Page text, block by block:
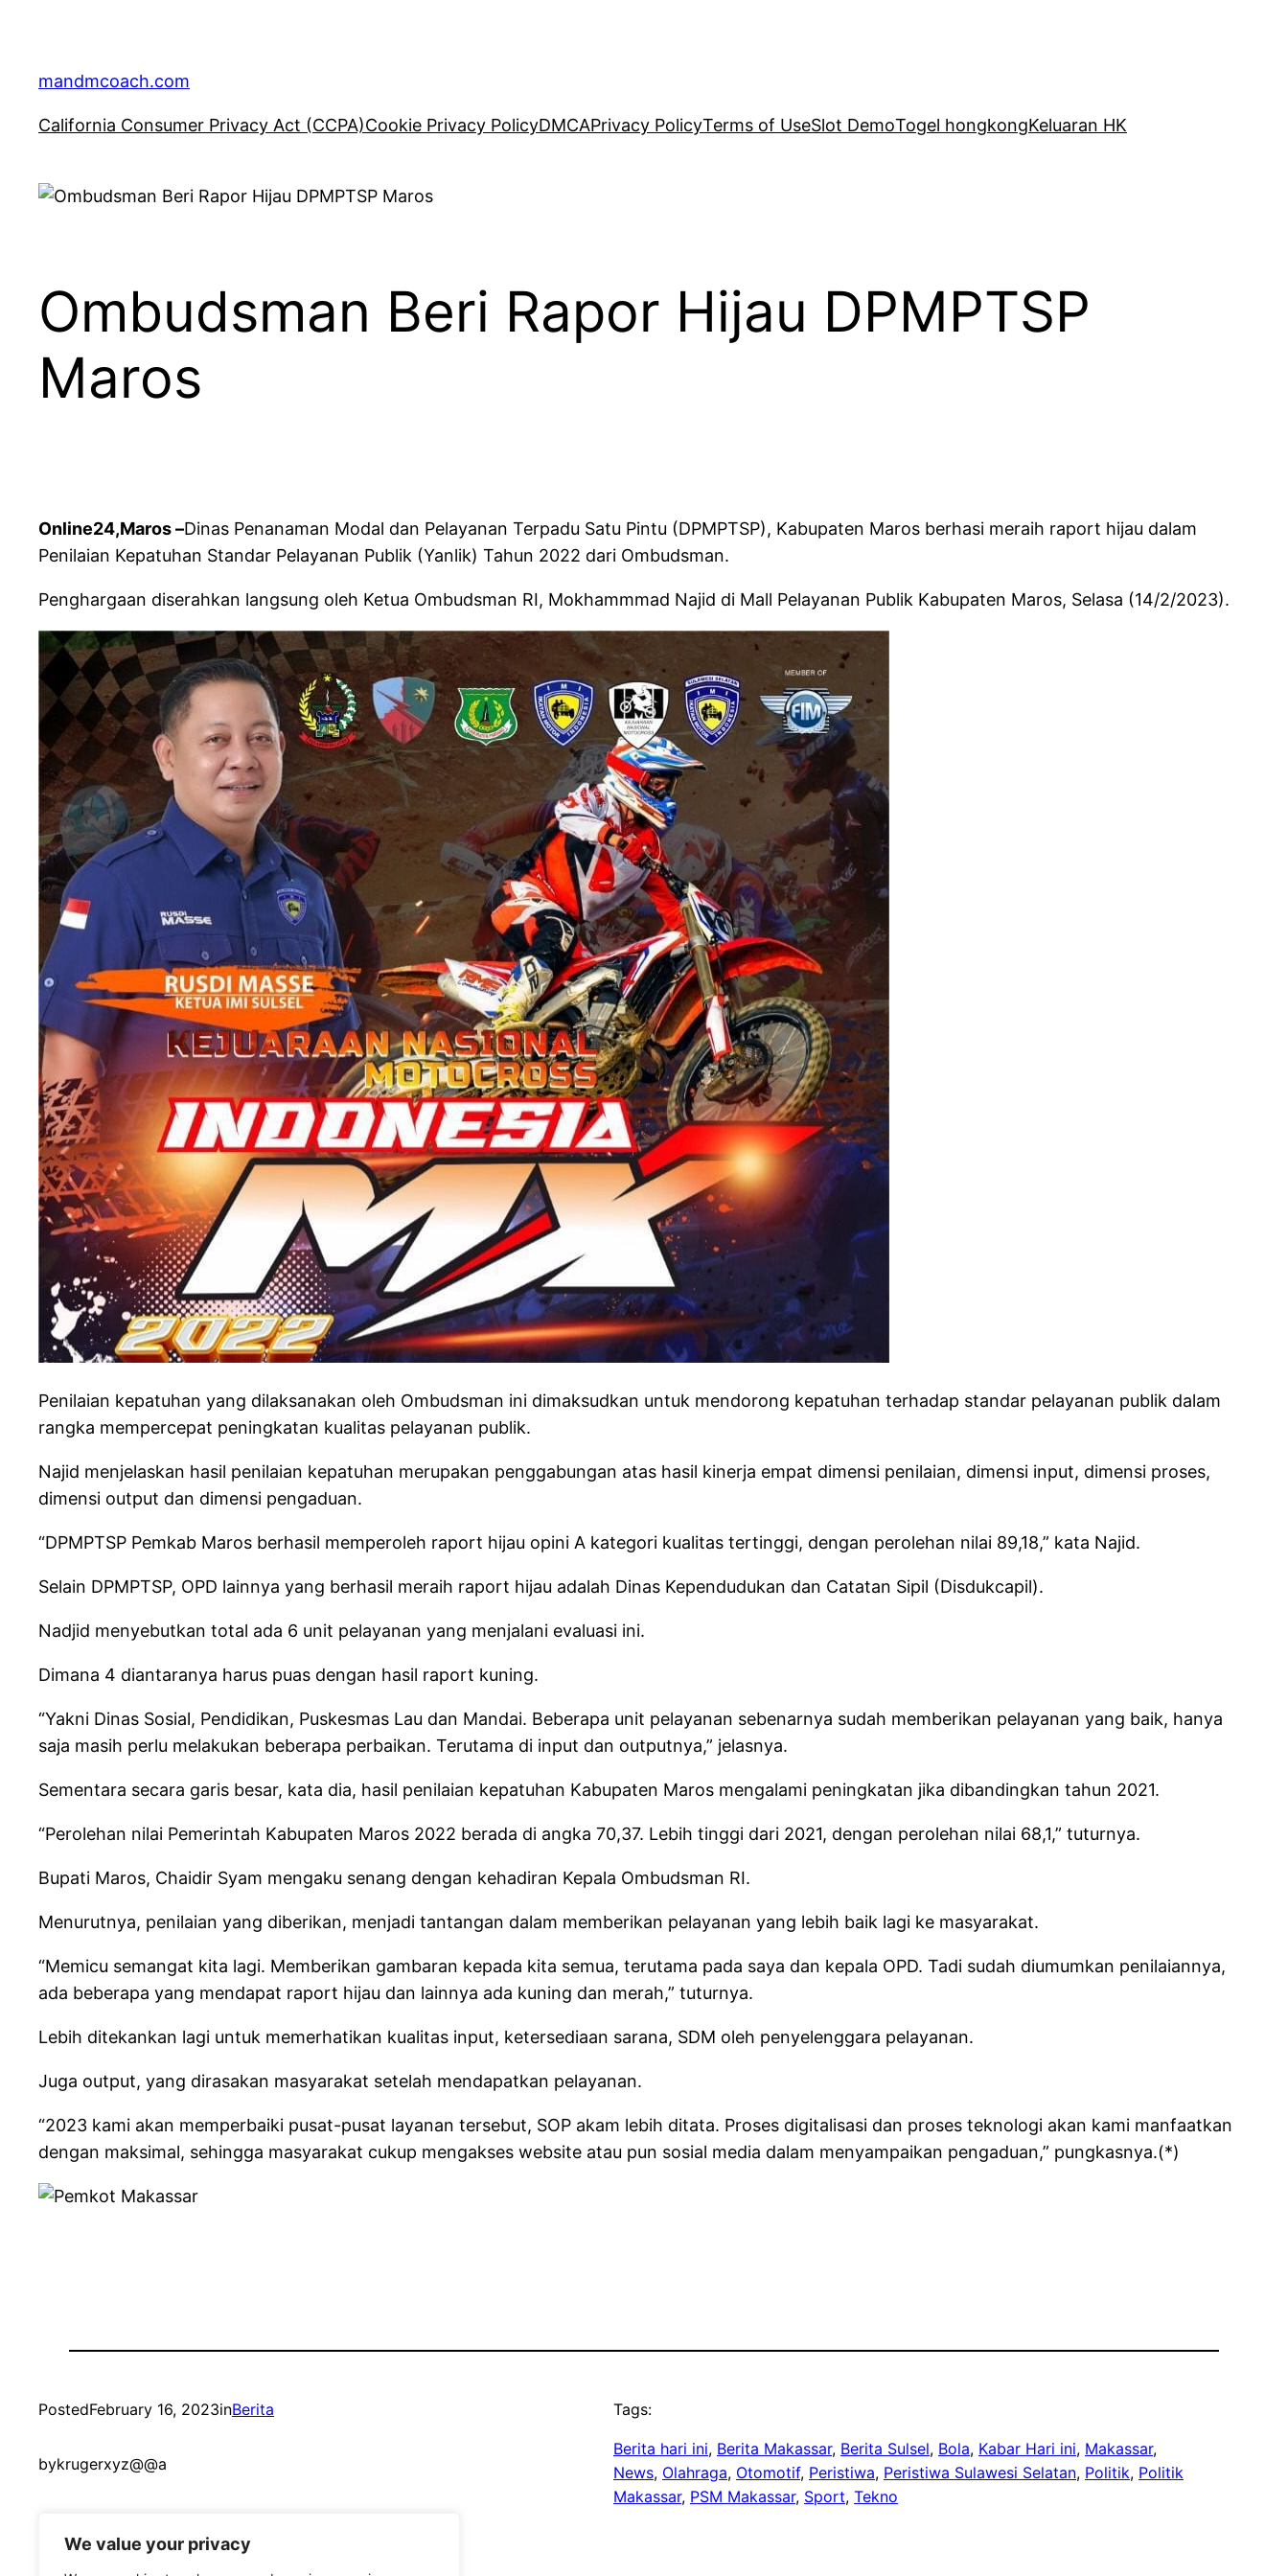
We value your privacy
content
mandmcoach.com
California Consumer Privacy Act (CCPA)Cookie Privacy PolicyDMCAPrivacy PolicyTerms of UseSlot DemoTogel hongkongKeluaran HK
Ombudsman Beri Rapor Hijau DPMPTSP
Maros
Online24,Maros –Dinas Penanaman Modal dan Pelayanan Terpadu Satu Pintu (DPMPTSP), Kabupaten Maros berhasi meraih raport hijau dalam
Penilaian Kepatuhan Standar Pelayanan Publik (Yanlik) Tahun 2022 dari Ombudsman.
Penghargaan diserahkan langsung oleh Ketua Ombudsman RI, Mokhammmad Najid di Mall Pelayanan Publik Kabupaten Maros, Selasa (14/2/2023).
Penilaian kepatuhan yang dilaksanakan oleh Ombudsman ini dimaksudkan untuk mendorong kepatuhan terhadap standar pelayanan publik dalam
rangka mempercepat peningkatan kualitas pelayanan publik.
Najid menjelaskan hasil penilaian kepatuhan merupakan penggabungan atas hasil kinerja empat dimensi penilaian, dimensi input, dimensi proses,
dimensi output dan dimensi pengaduan.
“DPMPTSP Pemkab Maros berhasil memperoleh raport hijau opini A kategori kualitas tertinggi, dengan perolehan nilai 89,18,” kata Najid.
Selain DPMPTSP, OPD lainnya yang berhasil meraih raport hijau adalah Dinas Kependudukan dan Catatan Sipil (Disdukcapil).
Nadjid menyebutkan total ada 6 unit pelayanan yang menjalani evaluasi ini.
Dimana 4 diantaranya harus puas dengan hasil raport kuning.
“Yakni Dinas Sosial, Pendidikan, Puskesmas Lau dan Mandai. Beberapa unit pelayanan sebenarnya sudah memberikan pelayanan yang baik, hanya
saja masih perlu melakukan beberapa perbaikan. Terutama di input dan outputnya,” jelasnya.
Sementara secara garis besar, kata dia, hasil penilaian kepatuhan Kabupaten Maros mengalami peningkatan jika dibandingkan tahun 2021.
“Perolehan nilai Pemerintah Kabupaten Maros 2022 berada di angka 70,37. Lebih tinggi dari 2021, dengan perolehan nilai 68,1,” tuturnya.
Bupati Maros, Chaidir Syam mengaku senang dengan kehadiran Kepala Ombudsman RI.
Menurutnya, penilaian yang diberikan, menjadi tantangan dalam memberikan pelayanan yang lebih baik lagi ke masyarakat.
“Memicu semangat kita lagi. Memberikan gambaran kepada kita semua, terutama pada saya dan kepala OPD. Tadi sudah diumumkan penilaiannya,
ada beberapa yang mendapat raport hijau dan lainnya ada kuning dan merah,” tuturnya.
Lebih ditekankan lagi untuk memerhatikan kualitas input, ketersediaan sarana, SDM oleh penyelenggara pelayanan.
Juga output, yang dirasakan masyarakat setelah mendapatkan pelayanan.
“2023 kami akan memperbaiki pusat-pusat layanan tersebut, SOP akam lebih ditata. Proses digitalisasi dan proses teknologi akan kami manfaatkan
dengan maksimal, sehingga masyarakat cukup mengakses website atau pun sosial media dalam menyampaikan pengaduan,” pungkasnya.(*)
PostedFebruary 16, 2023inBerita
bykrugerxyz@@a
Tags:
Berita hari ini, Berita Makassar, Berita Sulsel, Bola, Kabar Hari ini, Makassar
News, Olahraga, Otomotif, Peristiwa, Peristiwa Sulawesi Selatan, Politik, Politik
Makassar, PSM Makassar, Sport, Tekno